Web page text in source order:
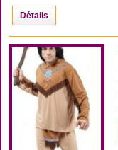
Détails